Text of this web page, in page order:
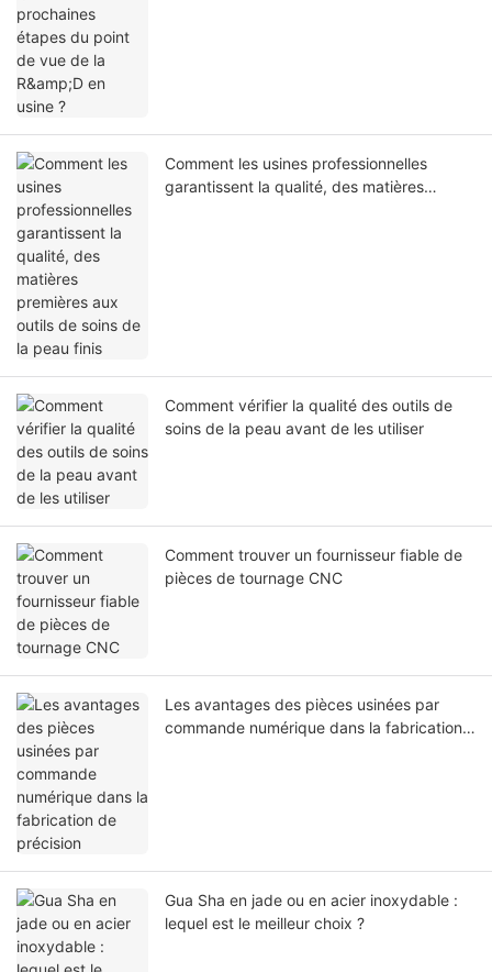
Comment les usines professionnelles
garantissent la qualité, des matières
Comment vérifier la qualité des outils de
soins de la peau avant de les utiliser
Comment trouver un fournisseur fiable de
pièces de tournage CNC
Les avantages des pièces usinées par
commande numérique dans la fabrication
Gua Sha en jade ou en acier inoxydable :
lequel est le meilleur choix ?